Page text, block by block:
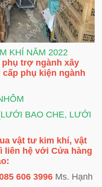
KHÍ NĂM 2022
trợ ngành xây
phụ kiện ngành
BAO CHE, LƯỚI
vật tư kim khí, vật
liên hệ với Cửa hàng
606 3996 Ms. Hạnh